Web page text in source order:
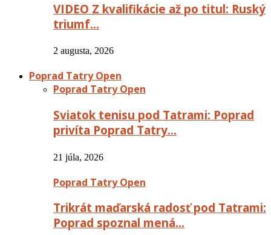
VIDEO Z kvalifikácie až po titul: Ruský
triumf…
2 augusta, 2026
Poprad Tatry Open
Poprad Tatry Open
Sviatok tenisu pod Tatrami: Poprad
privíta Poprad Tatry…
21 júla, 2026
Poprad Tatry Open
Trikrát maďarská radosť pod Tatrami:
Poprad spoznal mená…